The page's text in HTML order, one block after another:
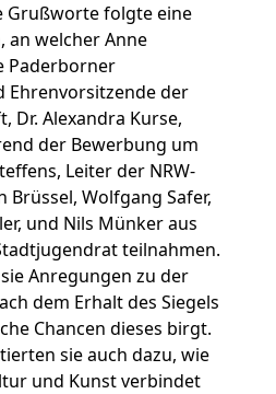
Grußworte folgte eine
an welcher Anne
Paderborner
Ehrenvorsitzende der
Dr. Alexandra Kurse,
der Bewerbung um
Leiter der NRW-
Wolfgang Safer,
und Nils Münker aus
teilnahmen.
Anregungen zu der
dem Erhalt des Siegels
Chancen dieses birgt.
sie auch dazu, wie
und Kunst verbindet